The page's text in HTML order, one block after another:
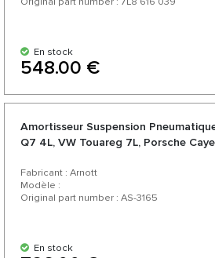
En stock
548.00 €
Amortisseur Suspension
Q7 4L, VW Touareg 7L, Porsche
Fabricant : Arnott
Modèle :
Original part number : AS-3165
En stock